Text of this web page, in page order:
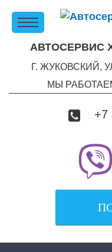
АВТОСЕРВИС
Г. ЖУКОВСКИЙ,
МЫ
+7